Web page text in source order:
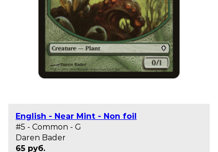
English - Near Mint - Non foil
#5 - Common - G
Daren Bader
65 руб.